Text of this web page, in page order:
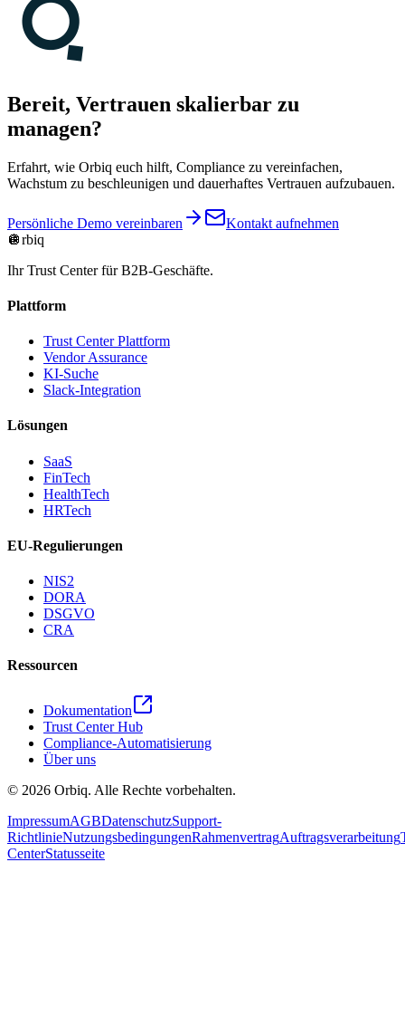
Bereit, Vertrauen skalierbar zu
managen?
Erfahrt, wie Orbiq euch hilft, Compliance zu vereinfachen,
Wachstum zu beschleunigen und dauerhaftes Vertrauen aufzubauen.
Persönliche Demo vereinbaren
Kontakt aufnehmen
🪩rbiq
Ihr Trust Center für B2B-Geschäfte.
Plattform
Trust Center Plattform
Vendor Assurance
KI-Suche
Slack-Integration
Lösungen
SaaS
FinTech
HealthTech
HRTech
EU-Regulierungen
NIS2
DORA
DSGVO
CRA
Ressourcen
Dokumentation
Trust Center Hub
Compliance-Automatisierung
Über uns
© 2026 Orbiq. Alle Rechte vorbehalten.
ImpressumAGBDatenschutzSupport-
RichtlinieNutzungsbedingungenRahmenvertragAuftragsverarbeitung
CenterStatusseite